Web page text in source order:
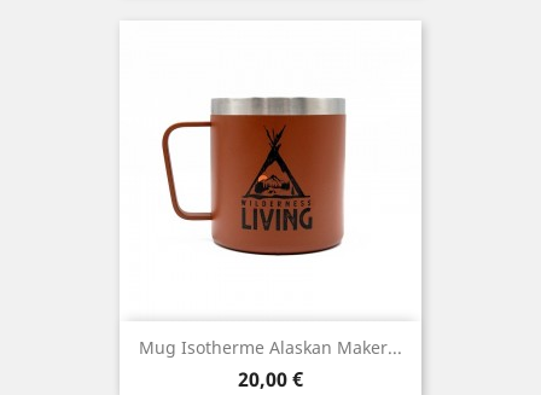
Mug Isotherme Alaskan Maker...
Prix
20,00 €